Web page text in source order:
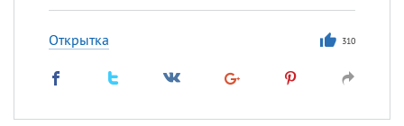
Открытка 310